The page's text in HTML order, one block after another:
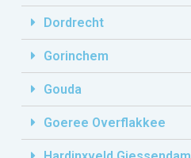
Dordrecht
Gorinchem
Gouda
Goeree Overflakkee